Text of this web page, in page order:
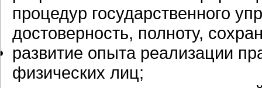
процедур государственного
достоверность, полноту,
развитие опыта реализации
физических лиц;